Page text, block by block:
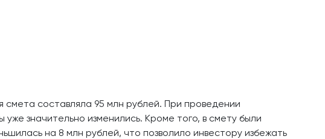
смета составляла 95 млн рублей. При проведении
значительно изменились. Кроме того, в смету были
на 8 млн рублей, что позволило инвестору избежать